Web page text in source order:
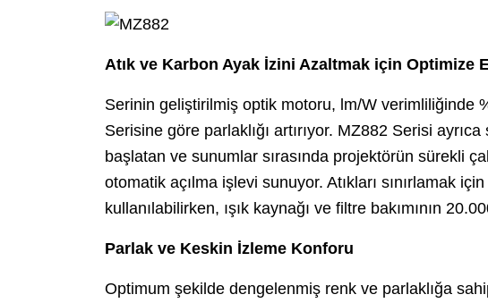
Atık ve Karbon Ayak İzini Azaltmak için Optimize
Serinin geliştirilmiş optik motoru, lm/W verimliliğinde
Serisine göre parlaklığı artırıyor. MZ882 Serisi
başlatan ve sunumlar sırasında projektörün sürekli
otomatik açılma işlevi sunuyor. Atıkları sınırlamak
kullanılabilirken, ışık kaynağı ve filtre bakımının
Parlak ve Keskin İzleme Konforu
Optimum şekilde dengelenmiş renk ve parlaklığa